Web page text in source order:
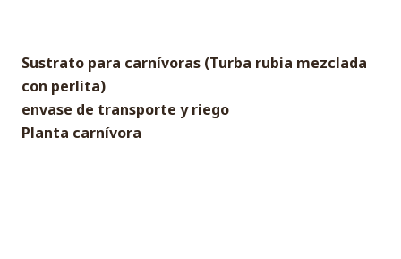
Sustrato para carnívoras (Turba rubia mezclada
con perlita)
envase de transporte y riego
Planta carnívora